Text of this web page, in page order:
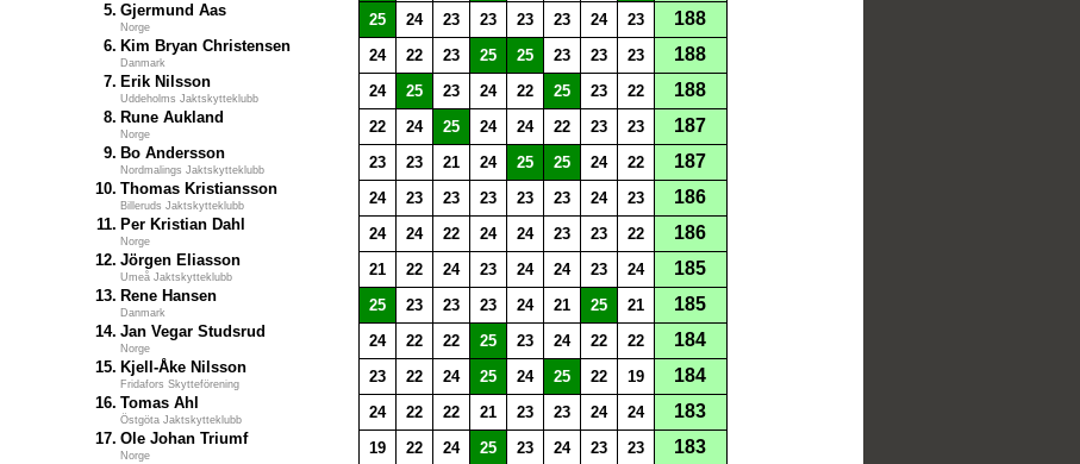
5. Gjermund Aas
Norge 25 24 23 23 23 23 24 23 188
6. Kim Bryan Christensen
Danmark 24 22 23 25 25 23 23 23 188
7. Erik Nilsson
Uddeholms Jaktskytteklubb 24 25 23 24 22 25 23 22 188
8. Rune Aukland
Norge 22 24 25 24 24 22 23 23 187
9. Bo Andersson
Nordmalings Jaktskytteklubb 23 23 21 24 25 25 24 22 187
10. Thomas Kristiansson
Billeruds Jaktskytteklubb 24 23 23 23 23 23 24 23 186
11. Per Kristian Dahl
Norge 24 24 22 24 24 23 23 22 186
12. Jörgen Eliasson
Umeå Jaktskytteklubb 21 22 24 23 24 24 23 24 185
13. Rene Hansen
Danmark 25 23 23 23 24 21 25 21 185
14. Jan Vegar Studsrud
Norge 24 22 22 25 23 24 22 22 184
15. Kjell-Åke Nilsson
Fridafors Skytteförening 23 22 24 25 24 25 22 19 184
16. Tomas Ahl
Östgöta Jaktskytteklubb 24 22 22 21 23 23 24 24 183
17. Ole Johan Triumf
Norge 19 22 24 25 23 24 23 23 183